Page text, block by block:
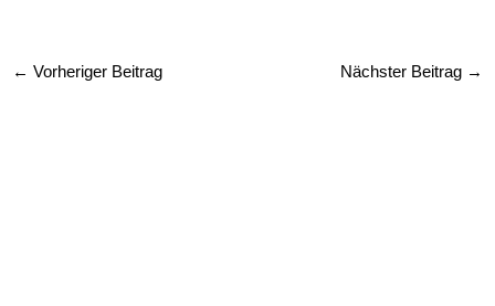
← Vorheriger Beitrag Nächster Beitrag →